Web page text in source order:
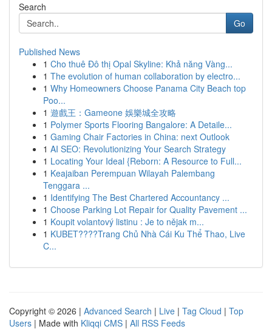
Search
Go
Published News
1 Cho thuê Đô thị Opal Skyline: Khả năng Vàng...
1 The evolution of human collaboration by electro...
1 Why Homeowners Choose Panama City Beach top
Poo...
1 遊戲王：Gameone 娛樂城全攻略
1 Polymer Sports Flooring Bangalore: A Detaile...
1 Gaming Chair Factories in China: next Outlook
1 AI SEO: Revolutionizing Your Search Strategy
1 Locating Your Ideal {Reborn: A Resource to Full...
1 Keajaiban Perempuan Wilayah Palembang
Tenggara ...
1 Identifying The Best Chartered Accountancy ...
1 Choose Parking Lot Repair for Quality Pavement ...
1 Koupit volantový listinu : Je to nějak m...
1 KUBET????️Trang Chủ Nhà Cái Ku Thể Thao, Live
C...
Copyright © 2026 | Advanced Search | Live | Tag Cloud | Top
Users | Made with Kliqqi CMS | All RSS Feeds